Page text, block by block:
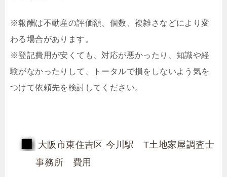
※報酬は不動産の評価額、個数、複雑さなどにより変
わる場合があります。
※登記費用が安くても、対応が悪かったり、知識や経
験がなかったりして、トータルで損をしないよう気を
つけて依頼先を検討してください。
大阪市東住吉区 今川駅 T土地家屋調査士
事務所 費用